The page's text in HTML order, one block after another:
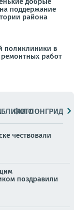
поддержание
района
поликлиники в
работ
ФОТОЛОНГРИДЫ
чествовали
поздравили